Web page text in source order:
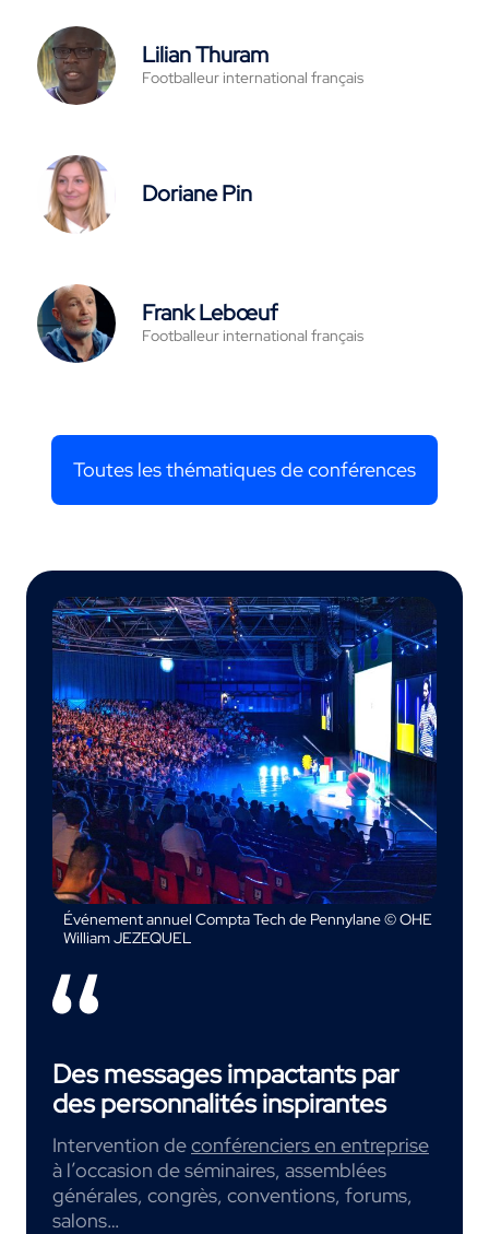
Lilian Thuram
Footballeur international français
Doriane Pin
Frank Lebœuf
Footballeur international français
Toutes les thématiques de conférences
Événement annuel Compta Tech de Pennylane © OHE
William JEZEQUEL
Des messages impactants par
des personnalités inspirantes
Intervention deconférenciers en entreprise
à l’occasion de séminaires, assemblées
générales, congrès, conventions, forums,
salons…